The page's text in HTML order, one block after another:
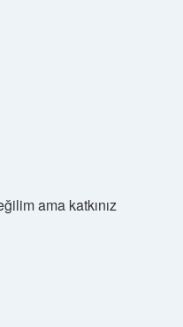
ama katkınız